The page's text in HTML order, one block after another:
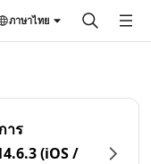
ภาษาไทย
าร
(iOS /